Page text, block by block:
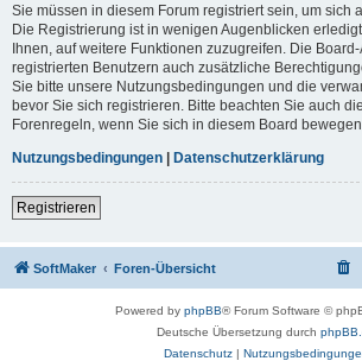
Sie müssen in diesem Forum registriert sein, um sich
Die Registrierung ist in wenigen Augenblicken
Ihnen, auf weitere Funktionen zuzugreifen. Die
registrierten Benutzern auch zusätzliche
Sie bitte unsere Nutzungsbedingungen und die
bevor Sie sich registrieren. Bitte beachten Sie auch
Forenregeln, wenn Sie sich in diesem Board bewegen.
Nutzungsbedingungen | Datenschutzerklärung
Registrieren
SoftMaker Foren-Übersicht
Powered by phpBB® Forum Software ©
Deutsche Übersetzung durch
Datenschutz|